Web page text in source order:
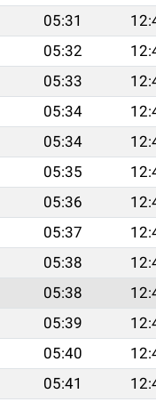
05:31
05:32
05:33
05:34
05:34
05:35
05:36
05:37
05:38
05:38
05:39
05:40
05:41